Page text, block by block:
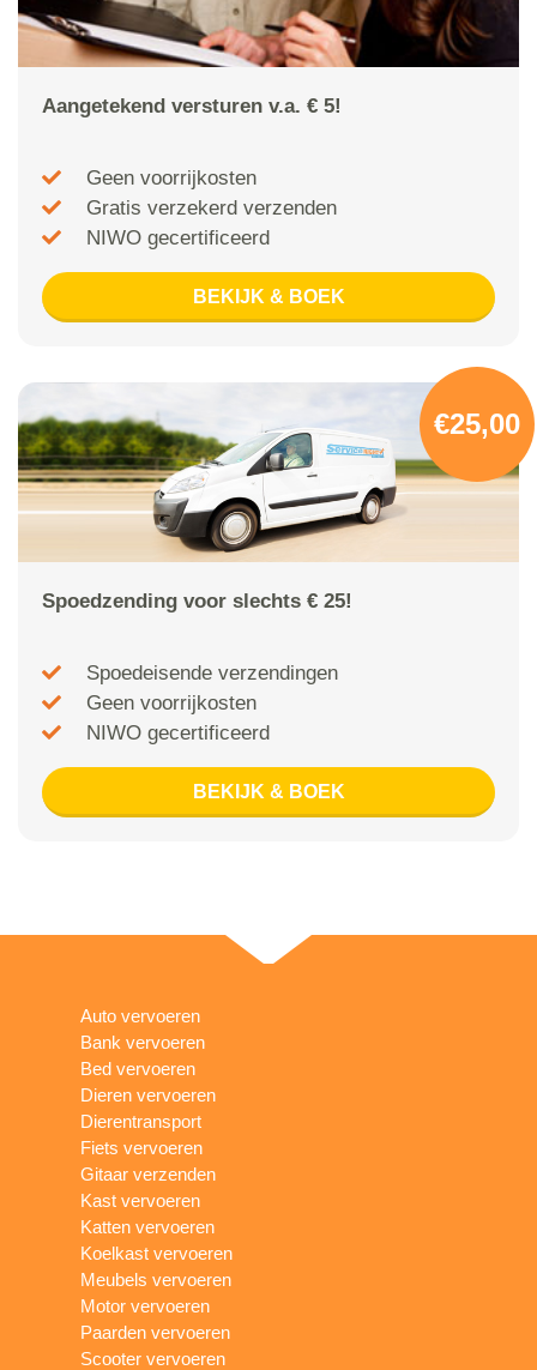
Aangetekend versturen v.a. € 5!
Geen voorrijkosten
Gratis verzekerd verzenden
NIWO gecertificeerd
BEKIJK & BOEK
€25,00
Spoedzending voor slechts € 25!
Spoedeisende verzendingen
Geen voorrijkosten
NIWO gecertificeerd
BEKIJK & BOEK
Auto vervoeren
Bank vervoeren
Bed vervoeren
Dieren vervoeren
Dierentransport
Fiets vervoeren
Gitaar verzenden
Kast vervoeren
Katten vervoeren
Koelkast vervoeren
Meubels vervoeren
Motor vervoeren
Paarden vervoeren
Scooter vervoeren